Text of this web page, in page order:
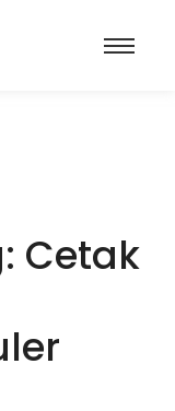
Cetak